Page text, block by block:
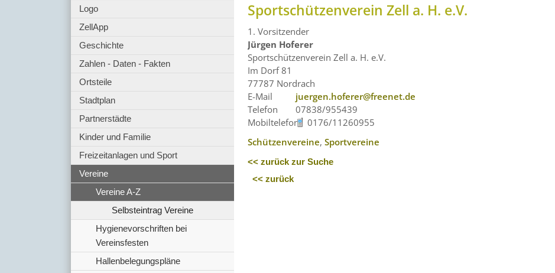
Logo
ZellApp
Geschichte
Zahlen - Daten - Fakten
Ortsteile
Stadtplan
Partnerstädte
Kinder und Familie
Freizeitanlagen und Sport
Vereine
Vereine A-Z
Selbsteintrag Vereine
Hygienevorschriften bei
Vereinsfesten
Hallenbelegungspläne
Sportschützenverein Zell a. H. e.V.
1. Vorsitzender
Jürgen Hoferer
Sportschützenverein Zell a. H. e.V.
Im Dorf 81
77787 Nordrach
E-Mail
juergen.hoferer@freenet.de
Telefon
07838/955439
Mobiltelefon
0176/11260955
Schützenvereine,Sportvereine
<< zurück zur Suche
<< zurück